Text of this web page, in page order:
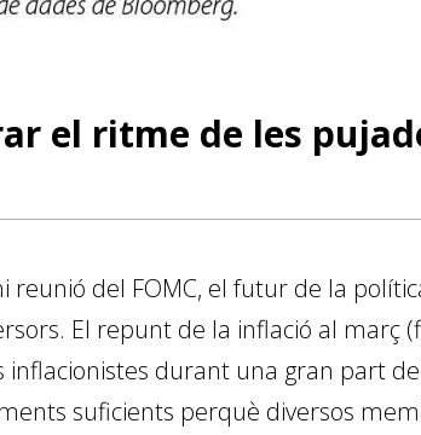
el ritme de les
reunió del FOMC, el futur de la
El repunt de la inflació al març
inflacionistes durant una gran part
suficients perquè diversos